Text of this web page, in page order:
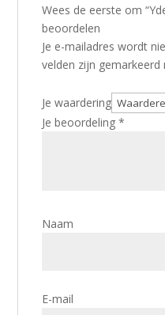
Wees de eerste om
beoordelen
Je e-mailadres wordt
velden zijn
Je waardering
Je beoordeling*
Naam
E-mail